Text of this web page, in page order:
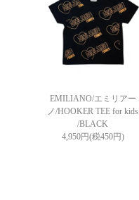
EMILIANO/エミリアー
ノ/HOOKER TEE for kids
/BLACK
4,950円(税450円)